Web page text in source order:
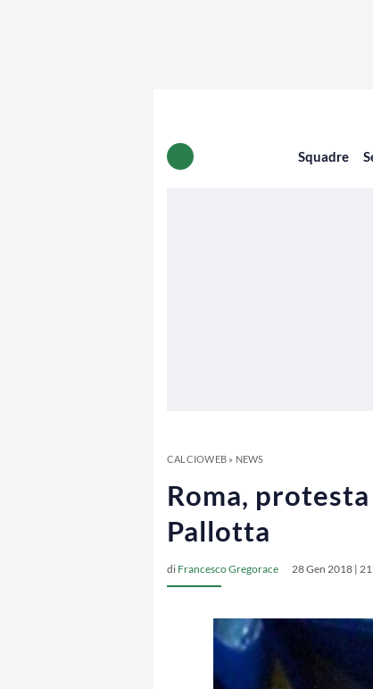
Squadre
CALCIOWEB» NEWS
Roma,
Pallotta
di Francesco Gregorace 28 Gen 2018 |